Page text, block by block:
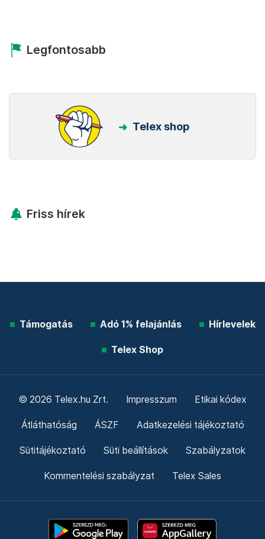
Legfontosabb
Telex shop
Friss hírek
Támogatás Adó 1% felajánlás Hírlevelek
Telex Shop
© 2026 Telex.hu Zrt. Impresszum Etikai kódex
Átláthatóság ÁSZF Adatkezelési tájékoztató
Sütitájékoztató Süti beállítások Szabályzatok
Kommentelési szabályzat Telex Sales